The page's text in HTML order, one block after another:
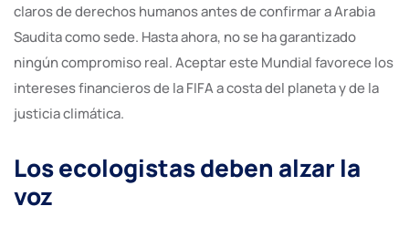
claros de derechos humanos antes de confirmar a Arabia
Saudita como sede. Hasta ahora, no se ha garantizado
ningún compromiso real. Aceptar este Mundial favorece los
intereses financieros de la FIFA a costa del planeta y de la
justicia climática.
Los ecologistas deben alzar la
voz